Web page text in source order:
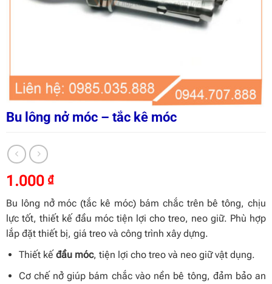
Bu lông nở móc – tắc kê móc
1.000 ₫
Bu lông nở móc (tắc kê móc) bám chắc trên bê tông, chịu
lực tốt, thiết kế đầu móc tiện lợi cho treo, neo giữ. Phù hợp
lắp đặt thiết bị, giá treo và công trình xây dựng.
Thiết kế đầu móc, tiện lợi cho treo và neo giữ vật dụng.
Cơ chế nở giúp bám chắc vào nền bê tông, đảm bảo an